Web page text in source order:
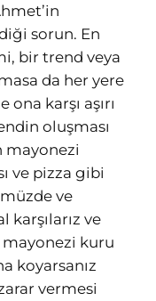
sorun. En
bir trend veya
da her yere
karşı aşırı
oluşması
mayonezi
ve pizza gibi
ve
ve
kuru
koyarsanız
vermesi